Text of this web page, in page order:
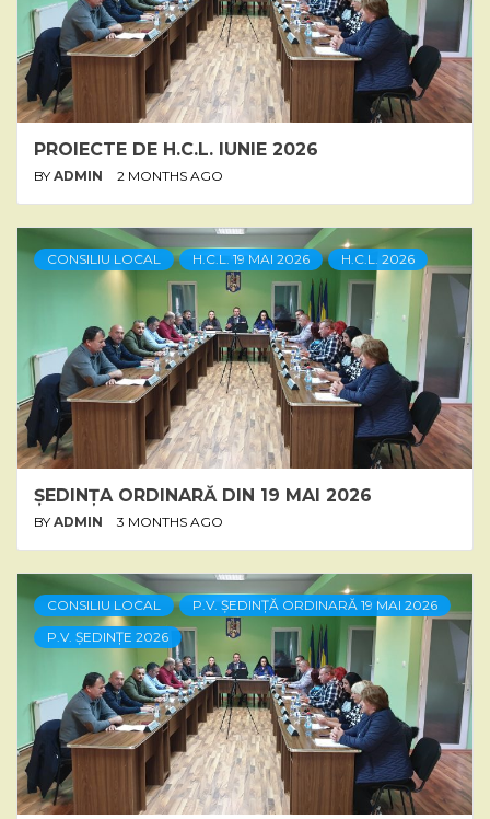
PROIECTE DE H.C.L. IUNIE 2026
BY ADMIN 2 MONTHS AGO
CONSILIU LOCAL H.C.L. 19 MAI 2026 H.C.L. 2026
ȘEDINȚA ORDINARĂ DIN 19 MAI 2026
BY ADMIN 3 MONTHS AGO
CONSILIU LOCAL
P.V. ȘEDINȚĂ ORDINARĂ 19 MAI 2026
P.V. ȘEDINȚE 2026